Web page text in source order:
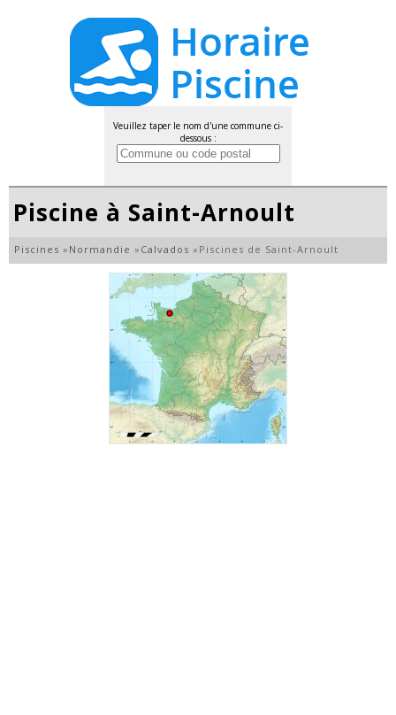
Veuillez taper le nom d'une commune ci-
dessous :
Piscine à Saint-Arnoult
Piscines » Normandie » Calvados » Piscines de Saint-Arnoult